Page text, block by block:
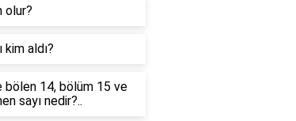
olur?
aldı?
bölen 14, bölüm 15 ve
sayı nedir?..